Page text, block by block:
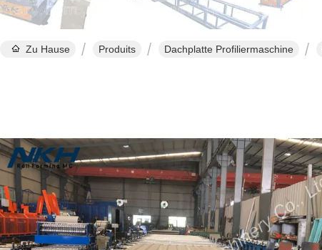
Zu Hause Produits Dachplatte Profiliermaschine